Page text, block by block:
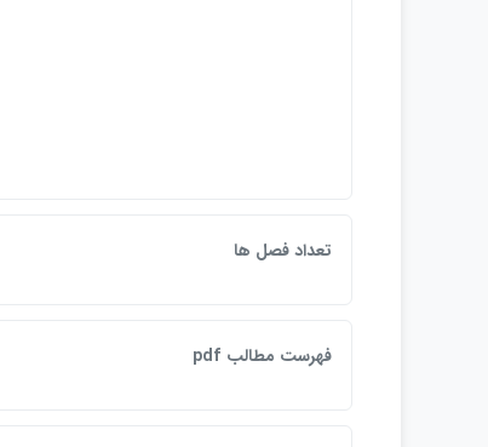
تعداد فصل ها
فهرست مطالب pdf